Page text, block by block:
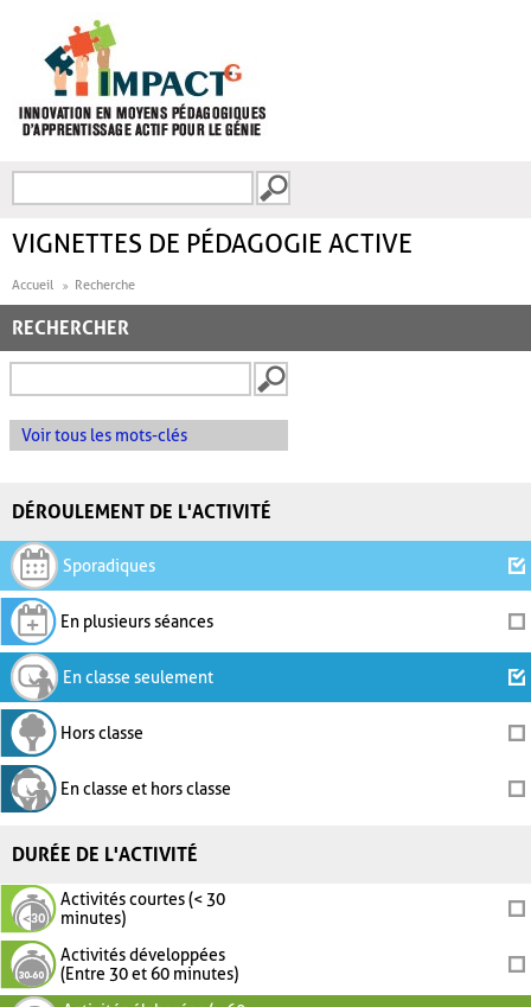
FORMULAIRE DE
VIGNETTES DE PÉDAGOGIE ACTIVE
Accueil Recherche
RECHERCHER
Voir tous les mots-clés
DÉROULEMENT DE L'ACTIVITÉ
Sporadiques
En plusieurs séances
En classe seulement
Hors classe
En classe et hors classe
DURÉE DE L'ACTIVITÉ
Activités courtes (< 30
minutes)
Activités développées
(Entre 30 et 60 minutes)